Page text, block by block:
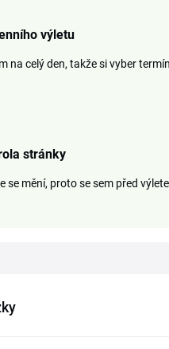
výletu
na celý den, takže si vyber
stránky
se mění, proto se sem před